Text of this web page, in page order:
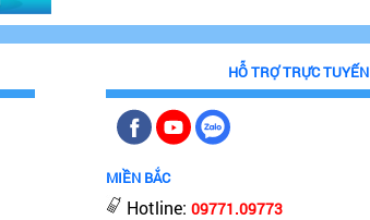
HỖ TRỢ TRỰC TUYẾN
MIỀN BẮC
Hotline:09771.09773